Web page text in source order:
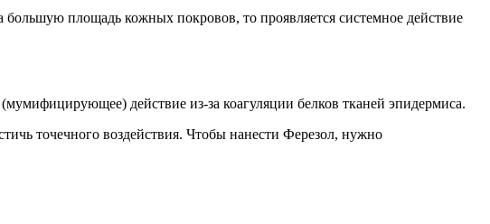
площадь кожных покровов, то проявляется системное действие
действие из-за коагуляции белков тканей эпидермиса.
точечного воздействия. Чтобы нанести Ферезол, нужно